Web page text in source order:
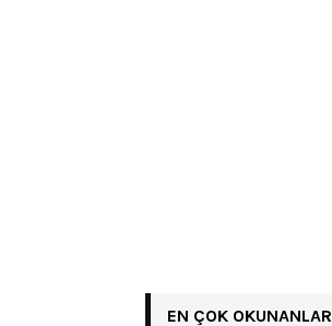
EN ÇOK OKUNANLAR